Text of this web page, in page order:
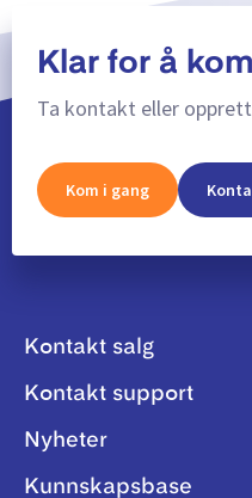
Klar for å
Ta kontakt eller
Kom i gang
Kontakt salg
Kontakt support
Nyheter
Kunnskapsbase